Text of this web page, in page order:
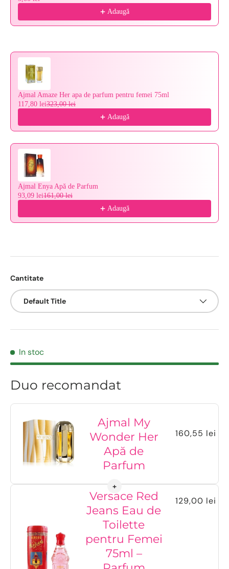
Adaugă
Ajmal Amaze Her apa de parfum pentru femei 75ml
117,80 lei323,00 lei
Adaugă
Ajmal Enya Apă de Parfum
93,09 lei161,00 lei
Adaugă
Cantitate
Default Title
In stoc
Duo recomandat
Ajmal My
Wonder Her
Apă de
Parfum
160,55 lei
Versace Red
Jeans Eau de
Toilette
pentru Femei
75ml –
129,00 lei